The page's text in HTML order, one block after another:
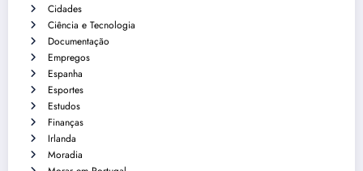
Cidades
Ciência e Tecnologia
Documentação
Empregos
Espanha
Esportes
Estudos
Finanças
Irlanda
Moradia